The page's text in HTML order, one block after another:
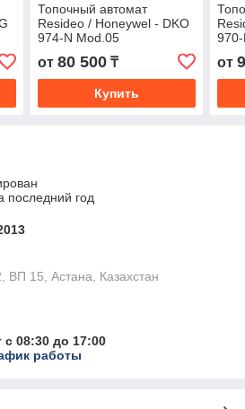
Топочный автомат
Resideo / Honeywel - DKO
974-N Mod.05
от 80 500₸
Купить
от
последний год
ВП 15, Астана, Казахстан
с 08:30 до 17:00
работы